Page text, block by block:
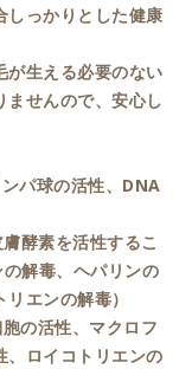
しっかりとした健康
が生える必要のない
ませんので、安心し
パ球の活性、DNA
酵素を活性するこ
解毒、ヘパリンの
エンの解毒）
の活性、マクロフ
、ロイコトリエンの